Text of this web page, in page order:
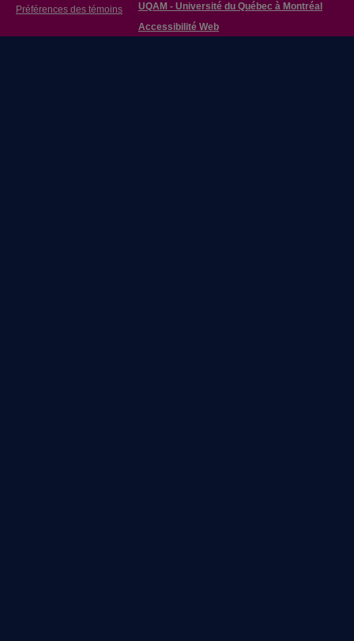
Préférences des témoins
UQAM - Université du Québec à Montréal
Accessibilité Web